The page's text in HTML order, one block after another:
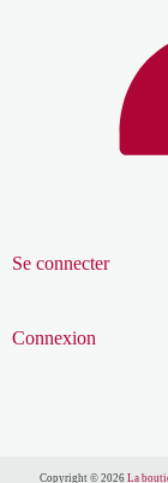
Se connecter
Connexion
Copyright © 2026 La